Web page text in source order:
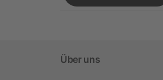
Über uns